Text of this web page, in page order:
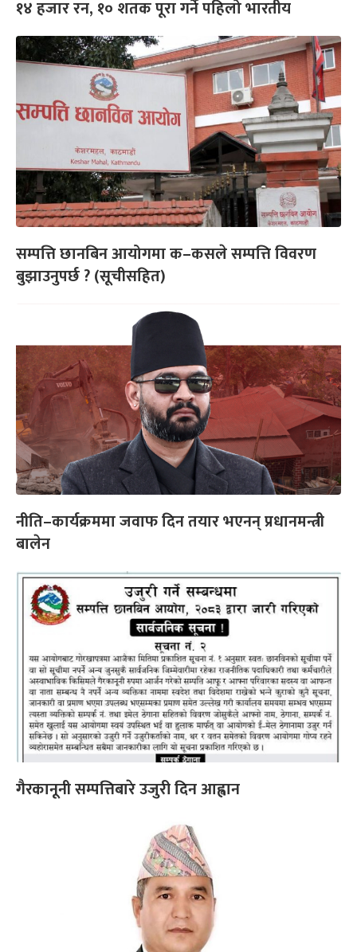
१४ हजार रन, १० शतक पूरा गर्ने पहिलो भारतीय
सम्पत्ति छानबिन आयोगमा क–कसले सम्पत्ति विवरण
बुझाउनुपर्छ ? (सूचीसहित)
नीति–कार्यक्रममा जवाफ दिन तयार भएनन् प्रधानमन्त्री
बालेन
गैरकानूनी सम्पत्तिबारे उजुरी दिन आह्वान